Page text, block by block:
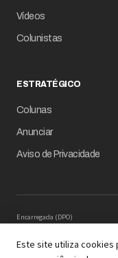
Vídeos
Colunistas
ESTRATÉGICO
Colunas
Anunciar
Aviso de Privacidade
Encarregada (DPO)
Solicitação de Titular – Serinews
Preencher o formulário
Este site utiliza cookies